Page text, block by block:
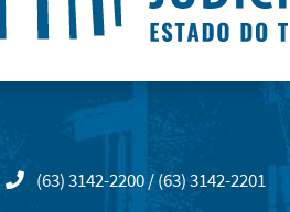
(63) 3142-2200 / (63) 3142-2201